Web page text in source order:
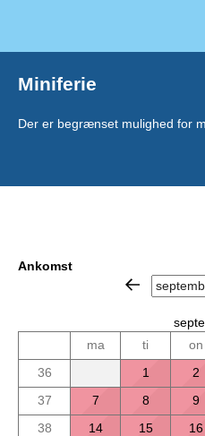
Miniferie
Der er begrænset mulighed for
Ankomst
ma
ti on
36
1 2
37
7 8 9
38
14 15 16